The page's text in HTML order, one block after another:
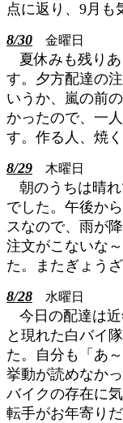
点に返り、9月も
8/30 金曜日
夏休みも残り
す。夕方配達の
いうか、嵐の前
かったので、一
す。作る人、焼
8/29 木曜日
朝のうちは晴
でした。午後か
スなので、雨が
注文がこないな
た。またぎょう
8/28 水曜日
今日の配達は
と現れた白バイ
た。自分も「あ
挙動が読めなか
バイクの存在に
転手がお年寄り